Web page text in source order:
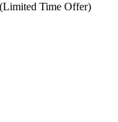
Time Offer)